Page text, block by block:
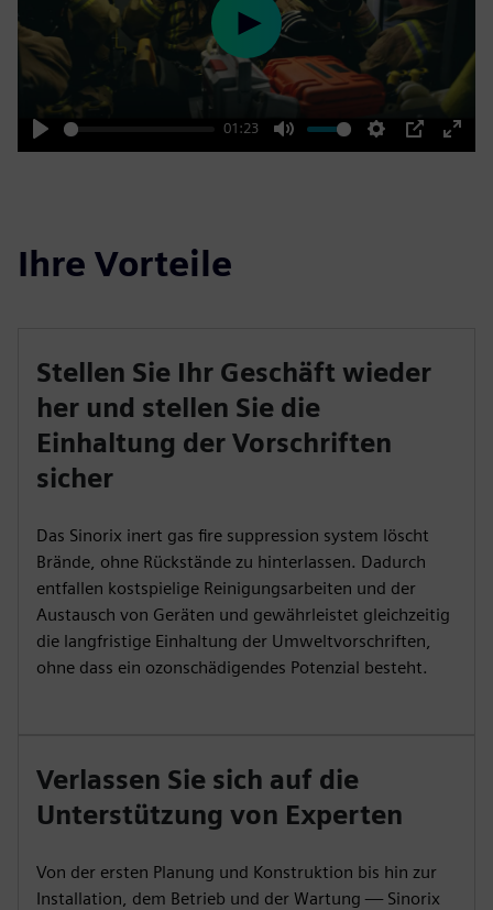
Play
01:23
Mute Settings
PIP
Enter
Play
Ihre Vorteile
Stellen Sie Ihr Geschäft wieder
her und stellen Sie die
Einhaltung der Vorschriften
sicher
Das Sinorix inert gas fire suppression system löscht
Brände, ohne Rückstände zu hinterlassen. Dadurch
entfallen kostspielige Reinigungsarbeiten und der
Austausch von Geräten und gewährleistet gleichzeitig
die langfristige Einhaltung der Umweltvorschriften,
ohne dass ein ozonschädigendes Potenzial besteht.
Verlassen Sie sich auf die
Unterstützung von Experten
Von der ersten Planung und Konstruktion bis hin zur
Installation, dem Betrieb und der Wartung — Sinorix